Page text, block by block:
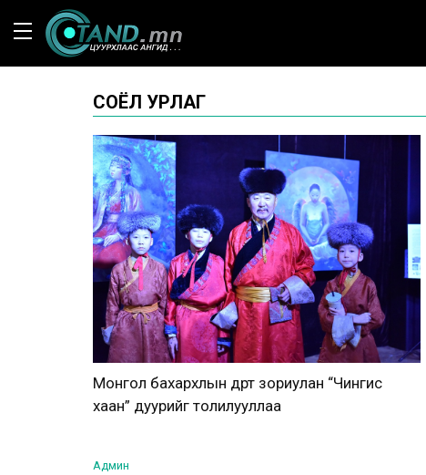
СОЁЛ УРЛАГ
Монгол бахархлын өдөрт зориулан “Чингис
хаан” дуурийг толилууллаа
Админ